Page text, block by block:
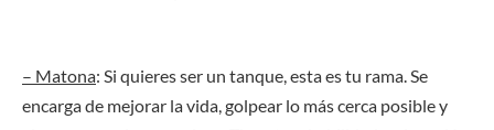
– Matona: Si quieres ser un tanque, esta es tu rama. Se
encarga de mejorar la vida, golpear lo más cerca posible y